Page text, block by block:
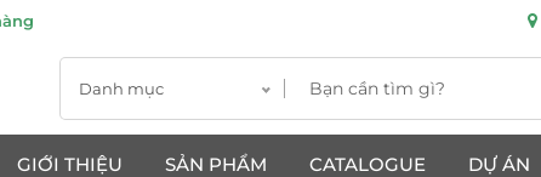
Danh mục
GIỚI THIỆU SẢN PHẨM CATALOGUE DỰ ÁN